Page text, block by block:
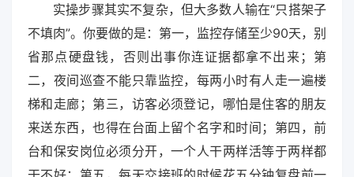
实操步骤其实不复杂，但大多数人输在“只搭架子
不填肉”。你要做的是：第一，监控存储至少90天，别
省那点硬盘钱，否则出事你连证据都拿不出来；第
二，夜间巡查不能只靠监控，每两小时有人走一遍楼
梯和走廊；第三，访客必须登记，哪怕是住客的朋友
来送东西，也得在台面上留个名字和时间；第四，前
台和保安岗位必须分开，一个人干两样活等于两样都